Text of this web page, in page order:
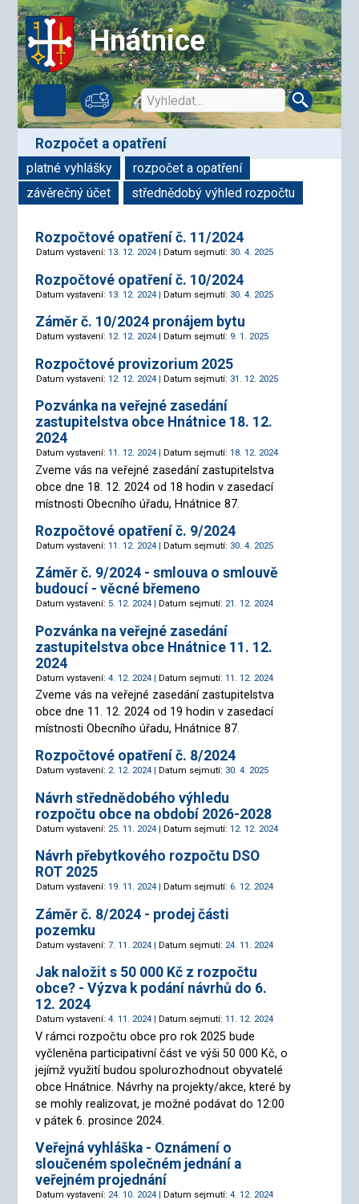
Hnátnice
rozpočet a opatření
platné vyhlášky
rozpočet a opatření
závěrečný účet
střednědobý výhled rozpočtu
Rozpočtové opatření č. 11/2024
Datum vystavení: 13. 12. 2024 | Datum sejmutí: 30. 4. 2025
Rozpočtové opatření č. 10/2024
Datum vystavení: 13. 12. 2024 | Datum sejmutí: 30. 4. 2025
Záměr č. 10/2024 pronájem bytu
Datum vystavení: 12. 12. 2024 | Datum sejmutí: 9. 1. 2025
Rozpočtové provizorium 2025
Datum vystavení: 12. 12. 2024 | Datum sejmutí: 31. 12. 2025
Pozvánka na veřejné zasedání
zastupitelstva obce Hnátnice 18. 12.
2024
Datum vystavení: 11. 12. 2024 | Datum sejmutí: 18. 12. 2024
Zveme vás na veřejné zasedání zastupitelstva
obce dne 18. 12. 2024 od 18 hodin v zasedací
místnosti Obecního úřadu, Hnátnice 87.
Rozpočtové opatření č. 9/2024
Datum vystavení: 11. 12. 2024 | Datum sejmutí: 30. 4. 2025
Záměr č. 9/2024 - smlouva o smlouvě
budoucí - věcné břemeno
Datum vystavení: 5. 12. 2024 | Datum sejmutí: 21. 12. 2024
Pozvánka na veřejné zasedání
zastupitelstva obce Hnátnice 11. 12.
2024
Datum vystavení: 4. 12. 2024 | Datum sejmutí: 11. 12. 2024
Zveme vás na veřejné zasedání zastupitelstva
obce dne 11. 12. 2024 od 19 hodin v zasedací
místnosti Obecního úřadu, Hnátnice 87.
Rozpočtové opatření č. 8/2024
Datum vystavení: 2. 12. 2024 | Datum sejmutí: 30. 4. 2025
Návrh střednědobého výhledu
rozpočtu obce na období 2026-2028
Datum vystavení: 25. 11. 2024 | Datum sejmutí: 12. 12. 2024
Návrh přebytkového rozpočtu DSO
ROT 2025
Datum vystavení: 19. 11. 2024 | Datum sejmutí: 6. 12. 2024
Záměr č. 8/2024 - prodej části
pozemku
Datum vystavení: 7. 11. 2024 | Datum sejmutí: 24. 11. 2024
Jak naložit s 50 000 Kč z rozpočtu
obce? - Výzva k podání návrhů do 6.
12. 2024
Datum vystavení: 4. 11. 2024 | Datum sejmutí: 11. 12. 2024
V rámci rozpočtu obce pro rok 2025 bude
vyčleněna participativní část ve výši 50 000 Kč, o
jejímž využití budou spolurozhodnout obyvatelé
obce Hnátnice. Návrhy na projekty/akce, které by
se mohly realizovat, je možné podávat do 12:00
v pátek 6. prosince 2024.
Veřejná vyhláška - Oznámení o
sloučeném společném jednání a
veřejném projednání
Datum vystavení: 24. 10. 2024 | Datum sejmutí: 4. 12. 2024